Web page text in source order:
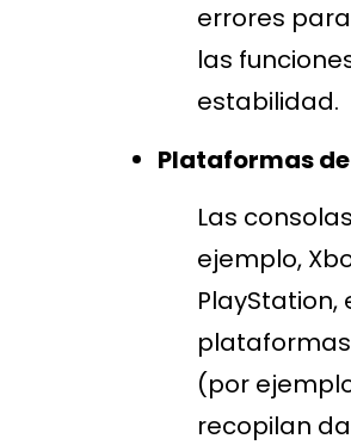
errores
las
estabilidad.
Plataformas
Las
ejemplo,
PlayStation,
(por
recopilan